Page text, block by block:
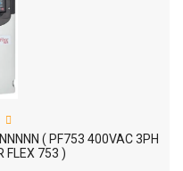
( PF753 400VAC 3PH
FLEX 753 )